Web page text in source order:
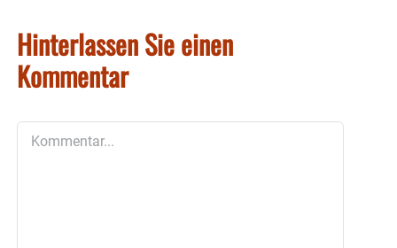
Hinterlassen Sie einen
Kommentar